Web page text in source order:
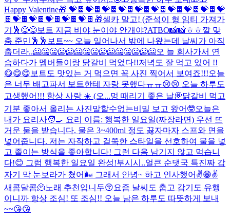
Happy Valentine🎁 💝🍫💝🍫💝🍫💝🍫💝🍫💝🍫💝🍫💝🍫💝🍫💝
🍫💝🍫💝🍫💝🍫💝🍫💝🍫 🎁셀카 말고! (준석이 형 임티 가져가
기🕺 😋😋보트 지금 비야 눈이야 안개야?ATBO📸📸ㅎㅎ깔 맞
춤 준민🕺🕺 보트~~ 오늘 일어나서 밖에 나왔는데 날씨가 아직
춥더라..🥶🥶🥶🥶🥶🥶🥶🥶🥶🥶🥶🥶🥶🥶🥶오 늘 회사가서 연
습하다가 멤버들이랑 닭갈비 먹었다!!저녁도 잘 먹고 있어 !!
😋😋😋보트도 맛있는 거 먹으면 꼭 사진 찍어서 보여죠!!!오늘
은 너무 배고파서 보트한테 자랑 못했다ㅠㅠ😢😢 오늘 하루도
고생했어!!! 항상 사랑 ☀️ (오...멍 때리기 좋은 날💭닭갈비 먹고
기분 좋아서 올리는 사진말할수없는비밀 보고 왔어🤓오늘은
내가 요리사🧑‍🍳 요리 이름: 행복한 일요일(짜장라면) 우선 뜨
거운 물을 받습니다. 물은 3~400ml 정도 끓자마자 스프와 면을
넣어줍니다. 저는 자작하고 걸쭉한 스타일을 선호하여 물을 넣
고 졸이는 방식을 좋아합니다! 그런 다음 남기지 않고 먹습니
다!😊 그럼 행복한 일요일 완성!부시시..얼큰 순댓국 특진짜 갑
자기 막 눈보라가 쳤어🌬️ 그래서 안녕~ 하고 인사했어✌️😁✌️
새콤달콤🫠노래 추천입니두😚요즘 날씨도 춥고 감기도 유행
이니까 항상 조심! 또 조심!! 오늘 남은 하루도 따뜻하게 보내
~~😘😘